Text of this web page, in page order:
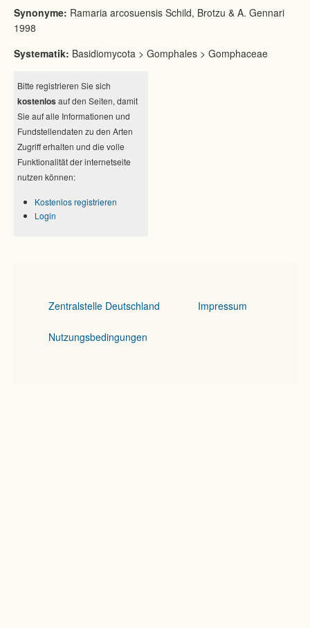
Synonyme: Ramaria arcosuensis Schild, Brotzu & A. Gennari
1998
Systematik: Basidiomycota > Gomphales > Gomphaceae
Bitte registrieren Sie sich
kostenlos auf den Seiten, damit
Sie auf alle Informationen und
Fundstellendaten zu den Arten
Zugriff erhalten und die volle
Funktionalität der internetseite
nutzen können:
Kostenlos registrieren
Login
Zentralstelle Deutschland Impressum
Nutzungsbedingungen